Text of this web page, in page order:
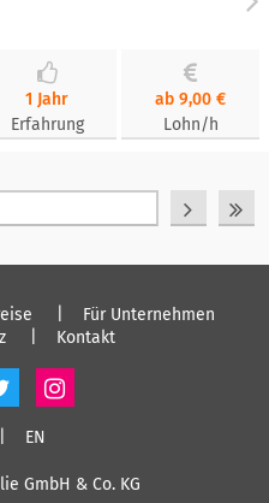
1 Jahr
Erfahrung
ab 9,00 €
Lohn/h
Für Unternehmen
Kontakt
EN
GmbH & Co. KG